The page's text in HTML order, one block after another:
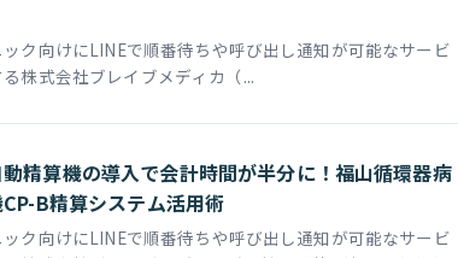
ク向けにLINEで順番待ちや呼び出し通知が可能なサービ
株式会社ブレイブメディカ（...
動精算機の導入で会計時間が半分に！福山循環器病
B精算システム活用術
ク向けにLINEで順番待ちや呼び出し通知が可能なサービ